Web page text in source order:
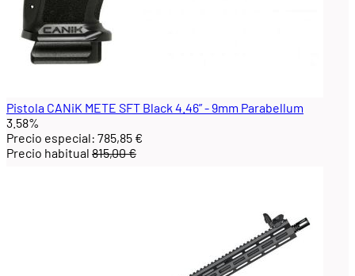
Pistola CANiK METE SFT Black 4.46” - 9mm Parabellum
3.58%
Precio especial: 785,85 €
Precio habitual 815,00 €